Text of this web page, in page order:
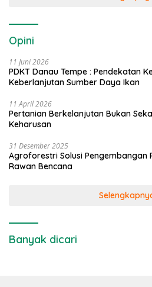
Opini
11 Juni 2026
PDKT Danau Tempe : Pendekatan
Keberlanjutan Sumber Daya Ikan
11 April 2026
Pertanian Berkelanjutan Bukan
Keharusan
31 Desember 2025
Agroforestri Solusi Pengembangan
Rawan Bencana
Banyak dicari